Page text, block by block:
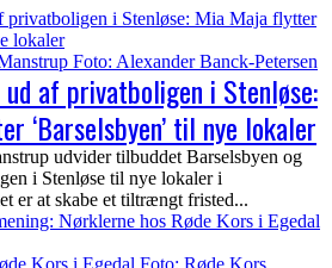
privatboligen i Stenløse: Mia Maja flytter
lokaler
af privatboligen i Stenløse:
‘Barselsbyen’ til nye lokaler
udvider tilbuddet Barselsbyen og
i Stenløse til nye lokaler i
er at skabe et tiltrængt fristed...
Nørklerne hos Røde Kors i Egedal